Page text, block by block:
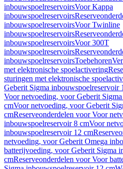
inbouwspoelreservoirsVoor Kappa
inbouwspoelreservoirs
inbouwspoelreservoirsVoor Twinline
inbouwspoelreservoirs
inbouwspoelreservoirsVoor 300T
inbouwspoelreservoirs
inbouwspoelreservoirsToebehoren
met elektronische spoelactivering
sturingen met elektronische
Geberit Sigma inbouwspoelreservoir
Voor netvoeding, voor Geberit
cmVoor netvoeding, voor Geberit
cmReserveonderdelen voor Voor
inbouwspoelreservoir 8 cmVoor
inbouwspoelreservoir 12 cm
netvoeding, voor Geberit Omega
batterijvoeding, voor Geberit Sigma
cmReserveonderdelen voor Voor